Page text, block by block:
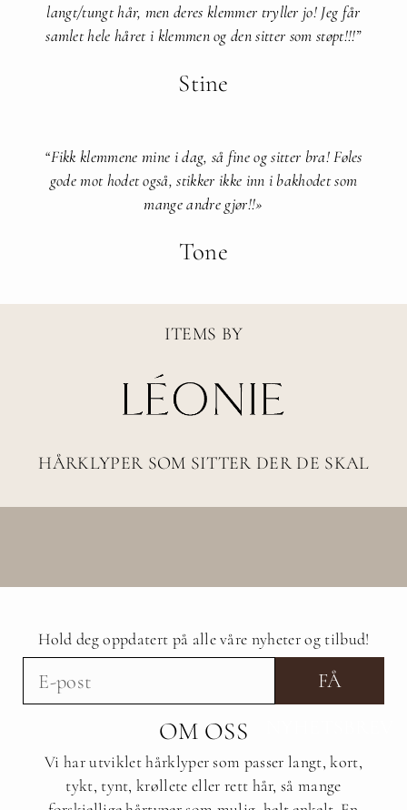
langt/tungt hår, men deres klemmer tryller jo! Jeg får
samlet hele håret i klemmen og den sitter som støpt!!!”​
Stine
“Fikk klemmene mine i dag, så fine og sitter bra! Føles
gode mot hodet også, stikker ikke inn i bakhodet som
mange andre gjør!!»
Tone
ITEMS BY
HÅRKLYPER SOM SITTER DER DE SKAL
Hold deg oppdatert på alle våre nyheter og tilbud!
FÅ
OM OSS
Vi har utviklet hårklyper som passer langt, kort,
tykt, tynt, krøllete eller rett hår, så mange